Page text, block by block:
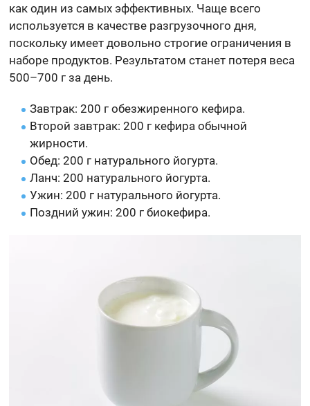
как один из самых эффективных. Чаще всего
используется в качестве разгрузочного дня,
поскольку имеет довольно строгие ограничения в
наборе продуктов. Результатом станет потеря веса
500–700 г за день.
Завтрак: 200 г обезжиренного кефира.
Второй завтрак: 200 г кефира обычной
жирности.
Обед: 200 г натурального йогурта.
Ланч: 200 натурального йогурта.
Ужин: 200 г натурального йогурта.
Поздний ужин: 200 г биокефира.